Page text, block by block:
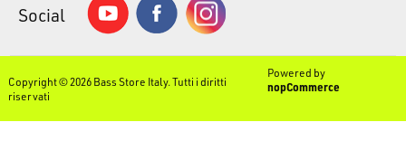
Social
Copyright © 2026 Bass Store Italy. Tutti i diritti
riservati
Powered by
nopCommerce